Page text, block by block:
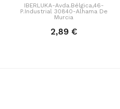
IBERLUKA-Avda.Bélgica,46-
P.Industrial 30840-Alhama De
Murcia
2,89 €